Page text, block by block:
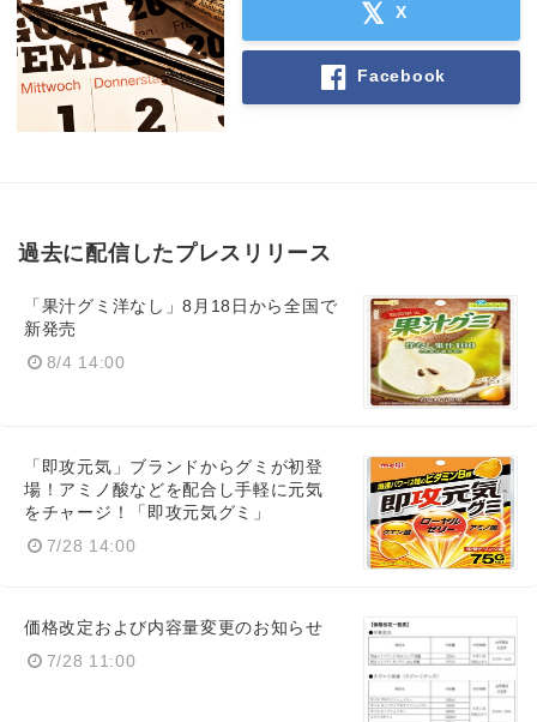
X
Facebook
過去に配信したプレスリリース
「果汁グミ洋なし」8月18日から全国で
新発売
8/4 14:00
「即攻元気」ブランドからグミが初登
場！アミノ酸などを配合し手軽に元気
をチャージ！「即攻元気グミ」
7/28 14:00
価格改定および内容量変更のお知らせ
7/28 11:00